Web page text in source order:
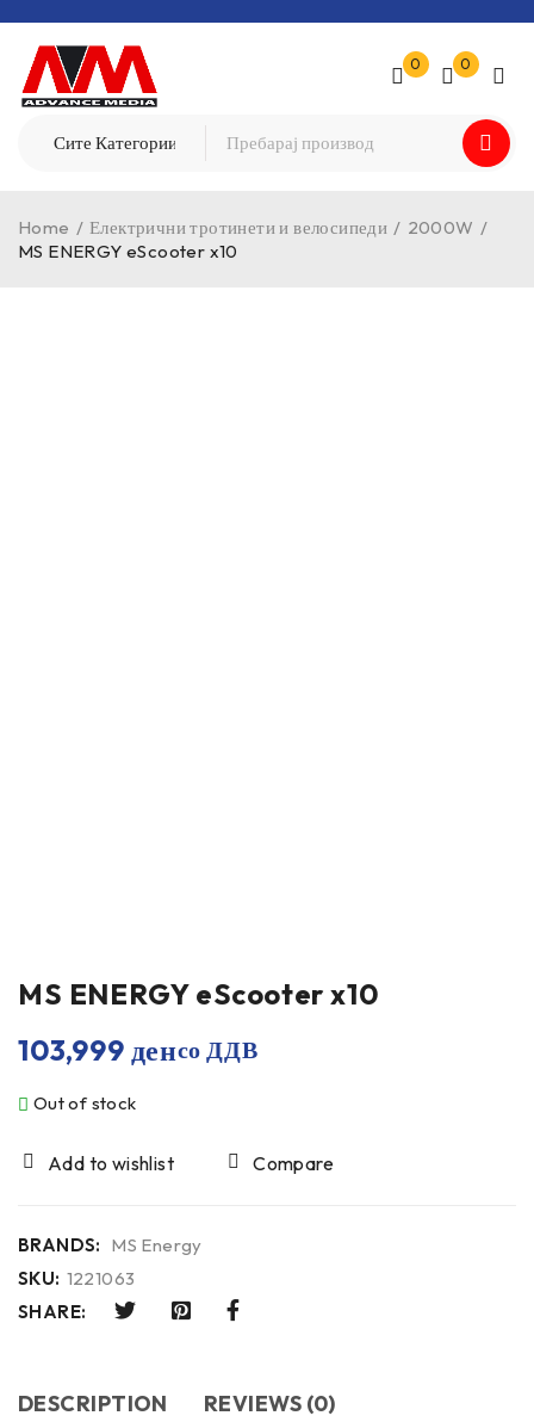
0 0
Home / Електрични тротинети и велосипеди / 2000W /
MS ENERGY eScooter x10
MS ENERGY eScooter x10
103,999 денсо ДДВ
Out of stock
Compare
BRANDS: MS Energy
SKU: 1221063
SHARE:
DESCRIPTION REVIEWS (0)